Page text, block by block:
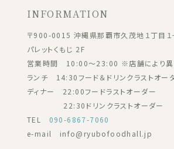
INFORMATION
〒900-0015 沖縄県那覇市久茂地１丁目１
パレットくもじ 2F
営業時間 10:00～23:00 ※店舗により異
ランチ 14:30フード＆ドリンクラストオー
ディナー 22:00フードラストオーダー
22:30ドリンクラストオーダー
TEL 090-6867-7060
e-mail info@ryubofoodhall.jp